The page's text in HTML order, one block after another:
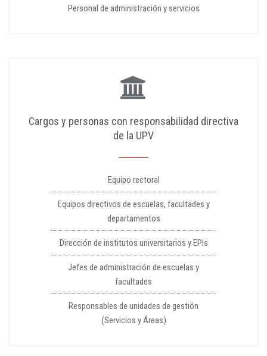
Personal de administración y servicios
Cargos y personas con responsabilidad directiva
de la UPV
Equipo rectoral
Equipos directivos de escuelas, facultades y
departamentos
Dirección de institutos universitarios y EPIs
Jefes de administración de escuelas y
facultades
Responsables de unidades de gestión
(Servicios y Áreas)